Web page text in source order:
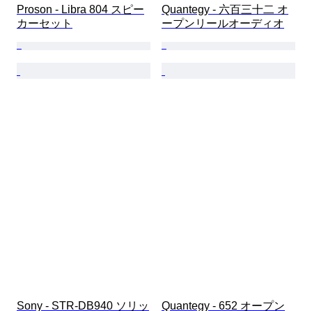
Proson - Libra 804 スピー
カーセット
Quantegy - 六百三十二 オ
ープンリールオーディオ
Sony - STR-DB940 ソリッ
Quantegy - 652 オープン